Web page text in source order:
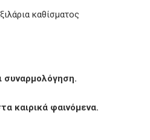
καθίσματος
συναρμολόγηση.
καιρικά φαινόμενα.